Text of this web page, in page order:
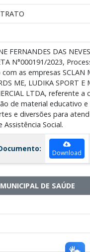
FERNANDES DAS
N°000191/2023,
as empresas SCLAN
ME, LUDIKA SPORT E
LTDA, referente
de material educativo
e diversões para
Social.
Download
DE SAÚDE